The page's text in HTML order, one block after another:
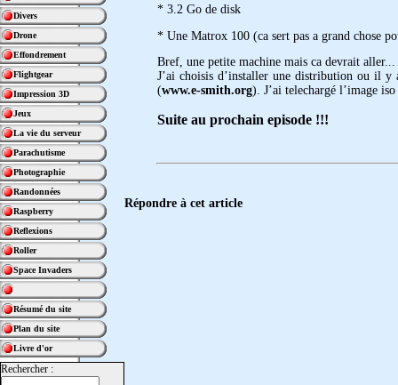
Divers
Drone
Effondrement
Flightgear
Impression 3D
Jeux
La vie du serveur
Parachutisme
Photographie
Randonnées
Raspberry
Reflexions
Roller
Space Invaders
Résumé du site
Plan du site
Livre d'or
Rechercher :
* 3.2 Go de disk
* Une Matrox 100 (ca sert pas a grand chose
Bref, une petite machine mais ca devrait aller...
J’ai choisis d’installer une distribution ou il y
(www.e-smith.org). J’ai telechargé l’image
Suite au prochain episode !!!
Répondre à cet article